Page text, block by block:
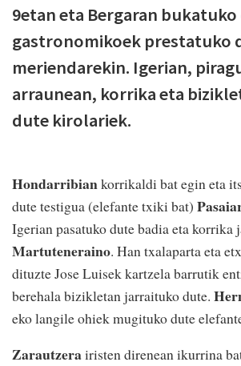
9etan eta Bergaran
gastronomikoek prestatuko
meriendarekin. Igerian,
arraunean, korrika eta
dute kirolariek.
Hondarribiankorrikaldi bat egin eta
dute testigua (elefante txiki bat)
Igerian pasatuko dute badia eta korrika
Martuteneraino. Han txalaparta eta
dituzte Jose Luisek kartzela barrutik
berehala bizikletan jarraituko dute.
eko langile ohiek mugituko dute
Zarautzerairisten direnean ikurrina